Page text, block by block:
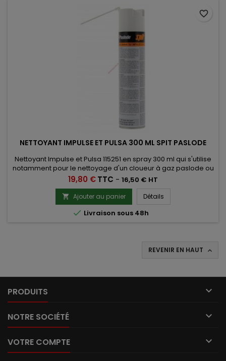
NETTOYANT IMPULSE ET PULSA 300 ML SPIT PASLODE
Nettoyant Impulse et Pulsa 115251 en spray 300 ml qui s'utilise
notamment pour le nettoyage d'un cloueur à gaz paslode ou
autres.
Prix
19,80 €TTC - 16,50 € HT
 Ajouter au panier Détails
 Livraison sous 48h
favorite_border
REVENIR EN HAUT 
PRODUITS 
NOTRE SOCIÉTÉ 
VOTRE COMPTE 